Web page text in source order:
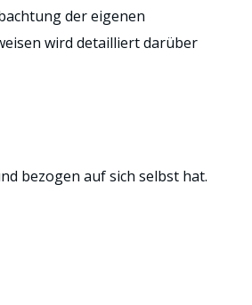
der eigenen
wird detailliert darüber
bezogen auf sich selbst hat.